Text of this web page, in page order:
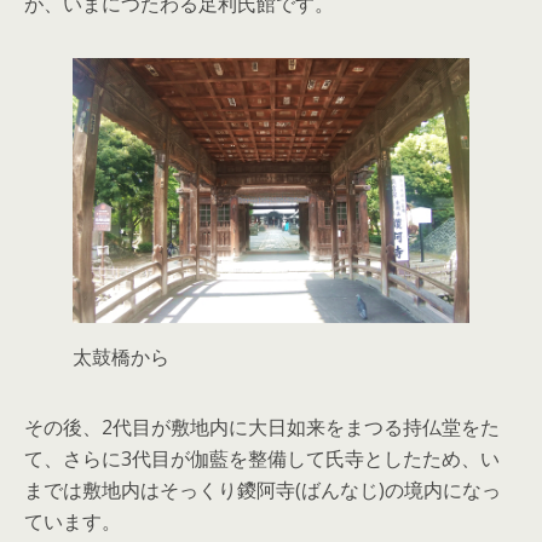
太鼓橋から
その後、2代目が敷地内に大日如来をまつる持仏堂をた
て、さらに3代目が伽藍を整備して氏寺としたため、い
までは敷地内はそっくり鑁阿寺(ばんなじ)の境内になっ
ています。